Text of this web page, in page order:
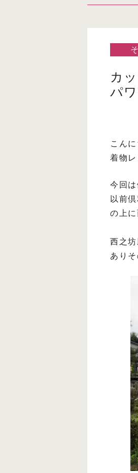
カ
パ
こんに
着物
今回
以前
の上に
西之
あり